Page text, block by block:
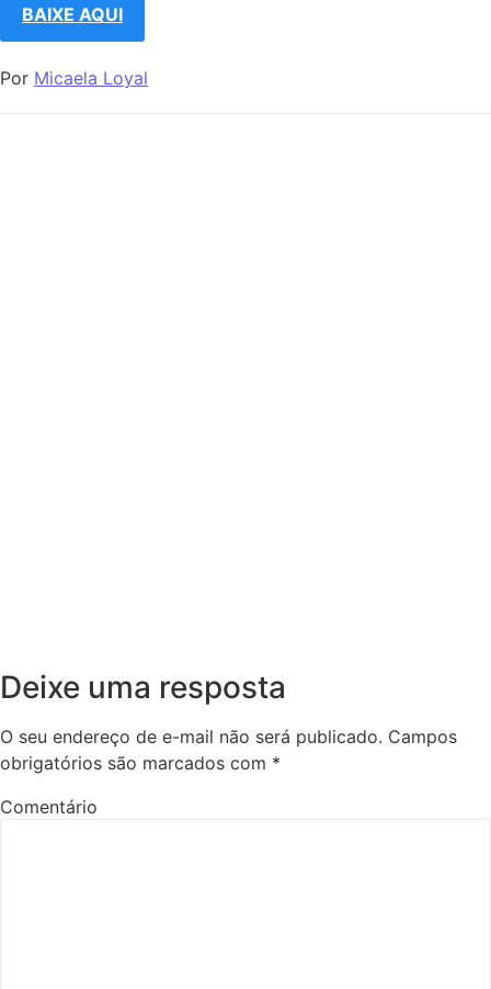
BAIXE AQUI
Por Micaela Loyal
Deixe uma resposta
O seu endereço de e-mail não será publicado. Campos
obrigatórios são marcados com *
Comentário